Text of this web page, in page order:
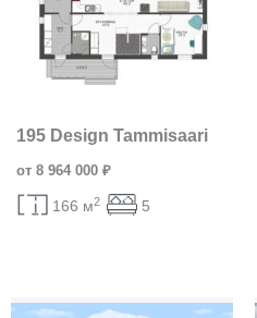
195 Design Tammisaari
от 8 964 000 ₽
166 м2 5